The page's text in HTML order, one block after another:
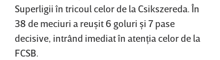
Superligii în tricoul celor de la Csikszereda. În
38 de meciuri a reuşit 6 goluri şi 7 pase
decisive, intrând imediat în atenţia celor de la
FCSB.